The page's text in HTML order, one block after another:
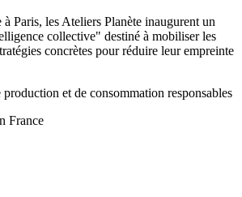
à Paris, les Ateliers Planète inaugurent un
collective" destiné à mobiliser les
concrètes pour réduire leur empreinte
production et de consommation responsables
France